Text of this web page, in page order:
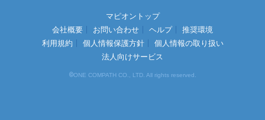
マピオントップ
会社概要
お問い合わせ ヘルプ
推奨環境
利用規約
個人情報保護方針
個人情報の取り扱い
法人向けサービス
©ONE COMPATH CO., LTD. All rights reserved.